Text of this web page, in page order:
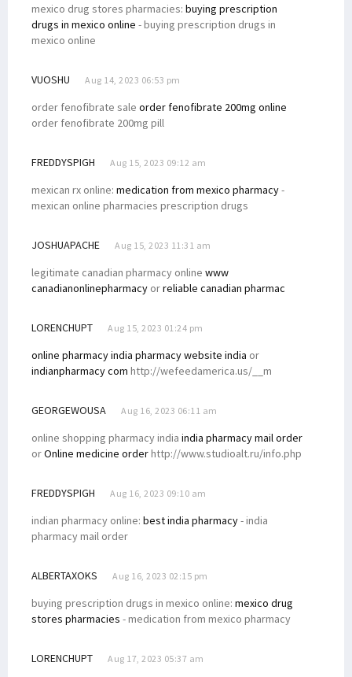
mexico drug stores pharmacies: buying prescription
drugs in mexico online - buying prescription drugs in
mexico online
VUOSHU Aug 14, 2023 06:53 pm
order fenofibrate sale order fenofibrate 200mg online
order fenofibrate 200mg pill
FREDDYSPIGH Aug 15, 2023 09:12 am
mexican rx online: medication from mexico pharmacy-
mexican online pharmacies prescription drugs
JOSHUAPACHE Aug 15, 2023 11:31 am
legitimate canadian pharmacy online www
canadianonlinepharmacy orreliable canadian pharmac
LORENCHUPT Aug 15, 2023 01:24 pm
online pharmacy india pharmacy website india or
indianpharmacy com http://wefeedamerica.us/__m
GEORGEWOUSA Aug 16, 2023 06:11 am
online shopping pharmacy india india pharmacy mail order
orOnline medicine orderhttp://www.studioalt.ru/info.php
FREDDYSPIGH Aug 16, 2023 09:10 am
indian pharmacy online: best india pharmacy- india
pharmacy mail order
ALBERTAXOKS Aug 16, 2023 02:15 pm
buying prescription drugs in mexico online: mexico drug
stores pharmacies - medication from mexico pharmacy
LORENCHUPT Aug 17, 2023 05:37 am